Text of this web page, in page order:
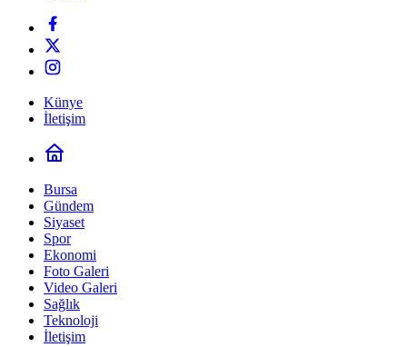
Künye
İletişim
Bursa
Gündem
Siyaset
Spor
Ekonomi
Foto Galeri
Video Galeri
Sağlık
Teknoloji
İletişim